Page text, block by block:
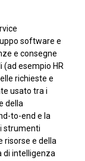
software e
e consegne
(ad esempio HR
richieste e
usato tra i
della
to-end e la
strumenti
risorse e della
di intelligenza